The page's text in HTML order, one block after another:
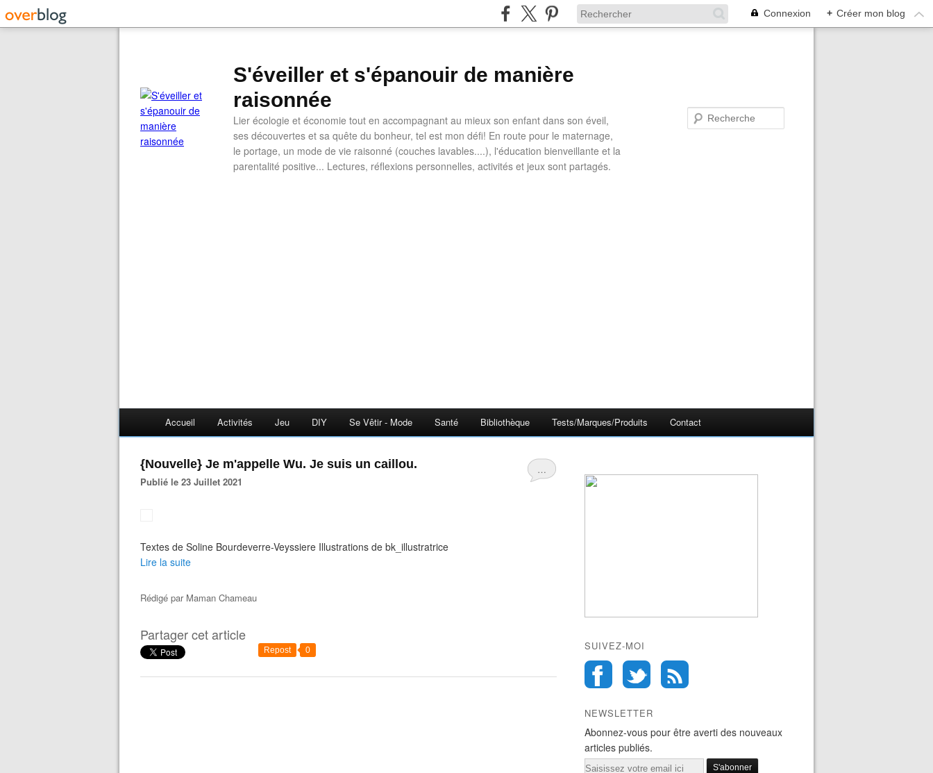
Connexion + Créer mon blog
S'éveiller et s'épanouir de manière
raisonnée
Lier écologie et économie tout en accompagnant au mieux son enfant dans son éveil,
ses découvertes et sa quête du bonheur, tel est mon défi! En route pour le maternage,
le portage, un mode de vie raisonné (couches lavables....), l'éducation bienveillante et la
parentalité positive... Lectures, réflexions personnelles, activités et jeux sont partagés.
Accueil Activités Jeu DIY Se Vêtir - Mode Santé Bibliothèque Tests/Marques/Produits Contact
…
{Nouvelle} Je m'appelle Wu. Je suis un caillou.
Publié le 23 Juillet 2021
Textes de Soline Bourdeverre-Veyssiere Illustrations de bk_illustratrice
Lire la suite
Rédigé par Maman Chameau
Partager cet article
Repost 0 SUIVEZ-MOI
NEWSLETTER
Abonnez-vous pour être averti des nouveaux
articles publiés.
Email